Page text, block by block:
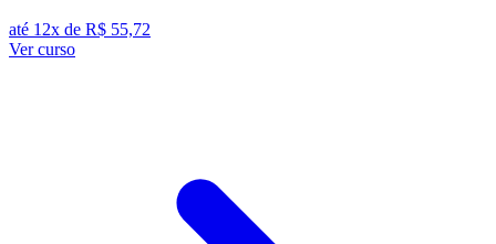
até 12x de R$ 55,72
Ver curso